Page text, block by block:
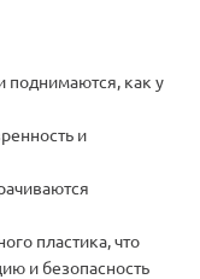
поднимаются, как у
и
пластика, что
и безопасность